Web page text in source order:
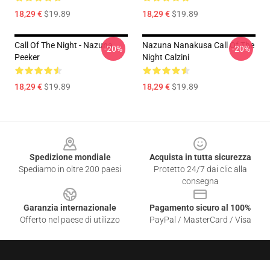
18,29 €$19.89 18,29 €$19.89
Call Of The Night - Nazuna
Peeker
18,29 €$19.89
-20%
Nazuna Nanakusa Call Of The
Night Calzini
18,29 €$19.89
-20%
Spedizione mondiale
Spediamo in oltre 200 paesi
Acquista in tutta sicurezza
Protetto 24/7 dai clic alla
consegna
Garanzia internazionale
Offerto nel paese di utilizzo
Pagamento sicuro al 100%
PayPal / MasterCard / Visa